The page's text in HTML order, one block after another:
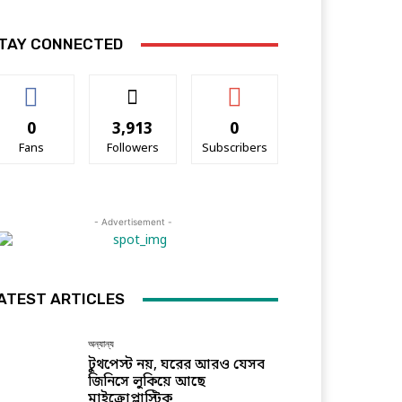
CONNECTED
0
Fans
3,913
Followers
0
Subscribers
- Advertisement -
ARTICLES
অন্যান্য
টুথপেস্ট নয়, ঘরের আরও যেসব
জিনিসে লুকিয়ে আছে